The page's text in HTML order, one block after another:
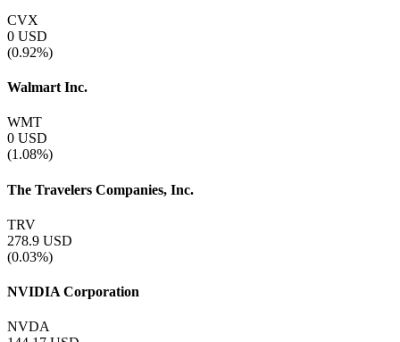
CVX
0 USD
(0.92%)
Walmart Inc.
WMT
0 USD
(1.08%)
The Travelers Companies, Inc.
TRV
278.9 USD
(0.03%)
NVIDIA Corporation
NVDA